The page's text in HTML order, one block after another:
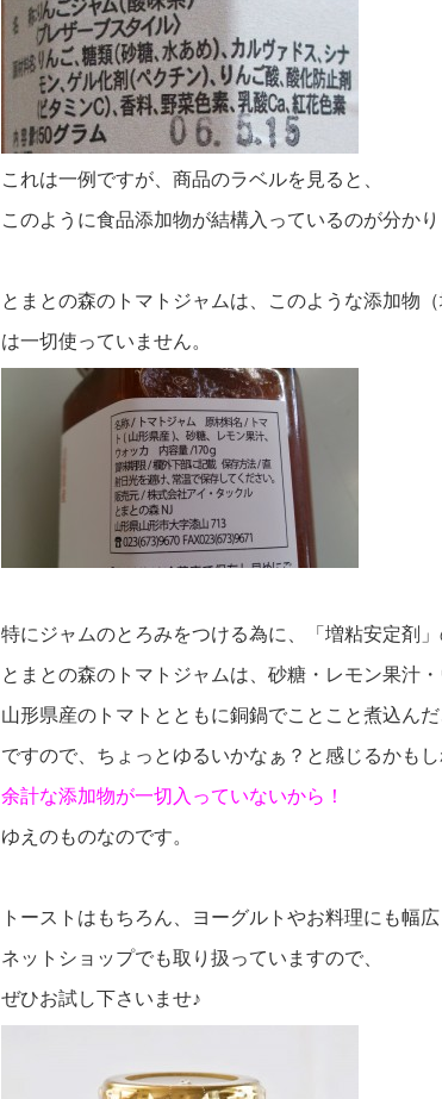
これは一例ですが、商品のラベルを見ると、
このように食品添加物が結構入っているのが分かり
とまとの森のトマトジャムは、このような添加物
は一切使っていません。
特にジャムのとろみをつける為に、「増粘安定剤
とまとの森のトマトジャムは、砂糖・レモン果汁
山形県産のトマトとともに銅鍋でことこと煮込ん
ですので、ちょっとゆるいかなぁ？と感じるかもし
余計な添加物が一切入っていないから！
ゆえのものなのです。
トーストはもちろん、ヨーグルトやお料理にも幅
ネットショップでも取り扱っていますので、
ぜひお試し下さいませ♪